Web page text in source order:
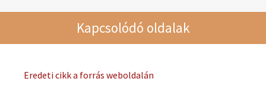
Kapcsolódó oldalak
Eredeti cikk a forrás weboldalán